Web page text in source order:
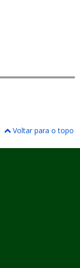
Voltar para o topo